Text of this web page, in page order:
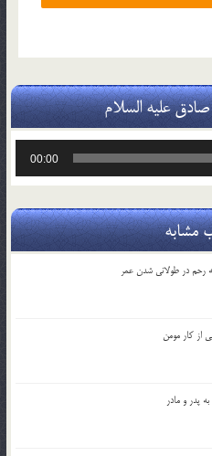
علیه السلام
00:00
مشابه
در طولانی شدن عمر
کار مومن
پدر و مادر